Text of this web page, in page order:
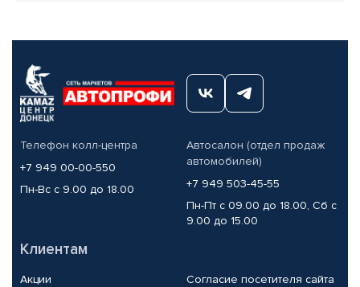
Телефон колл-центра
+7 949 00-00-550
Пн-Вс с 9.00 до 18.00
Автосалон (отдел продаж
автомобилей)
+7 949 503-45-55
Пн-Пт с 09.00 до 18.00, Сб с
9.00 до 15.00
Клиентам
Акции
Согласие посетителя сайта